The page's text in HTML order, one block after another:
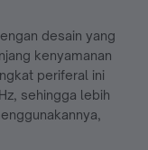
desain yang
kenyamanan
periferal ini
sehingga lebih